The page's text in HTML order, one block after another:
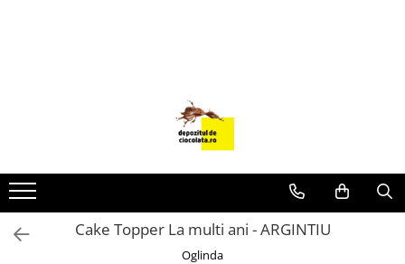
GLAZURI, UMPLUTURI, CREME
USTENSILE SI FORME SILICON
PASTA DE ZAHARCake Topper La multi ani - ARGINTIU
Oglinda